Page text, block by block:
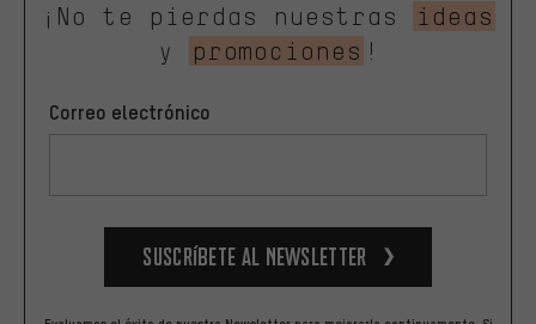
¡No te pierdas nuestras
ideas
y
promociones !
Correo electrónico
Suscríbete al newsletter